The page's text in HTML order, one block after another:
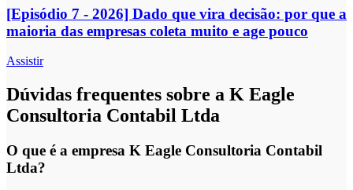
[Episódio 7 - 2026] Dado que vira decisão: por que a
maioria das empresas coleta muito e age pouco
Assistir
Dúvidas frequentes sobre a K Eagle
Consultoria Contabil Ltda
O que é a empresa K Eagle Consultoria Contabil
Ltda?